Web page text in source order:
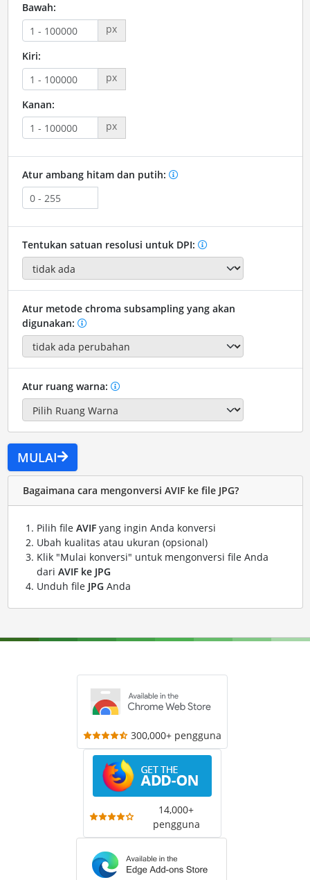
Bawah:
px
Kiri:
px
Kanan:
px
Atur ambang hitam dan putih:
Tentukan satuan resolusi untuk DPI:
Atur metode chroma subsampling yang akan
digunakan:
Atur ruang warna:
MULAI
Bagaimana cara mengonversi AVIF ke file JPG?
Pilih file AVIFyang ingin Anda konversi
Ubah kualitas atau ukuran (opsional)
Klik "Mulai konversi" untuk mengonversi file Anda
dari AVIF ke JPG
Unduh file JPG Anda
300,000+ pengguna
14,000+
pengguna